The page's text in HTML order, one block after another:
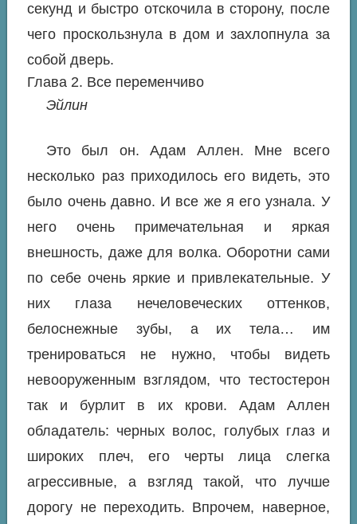
секунд и быстро отскочила в сторону, после
чего проскользнула в дом и захлопнула за
собой дверь.
Глава 2. Все переменчиво
Эйлин
Это был он. Адам Аллен. Мне всего
несколько раз приходилось его видеть, это
было очень давно. И все же я его узнала. У
него очень примечательная и яркая
внешность, даже для волка. Оборотни сами
по себе очень яркие и привлекательные. У
них глаза нечеловеческих оттенков,
белоснежные зубы, а их тела… им
тренироваться не нужно, чтобы видеть
невооруженным взглядом, что тестостерон
так и бурлит в их крови. Адам Аллен
обладатель: черных волос, голубых глаз и
широких плеч, его черты лица слегка
агрессивные, а взгляд такой, что лучше
дорогу не переходить. Впрочем, наверное,